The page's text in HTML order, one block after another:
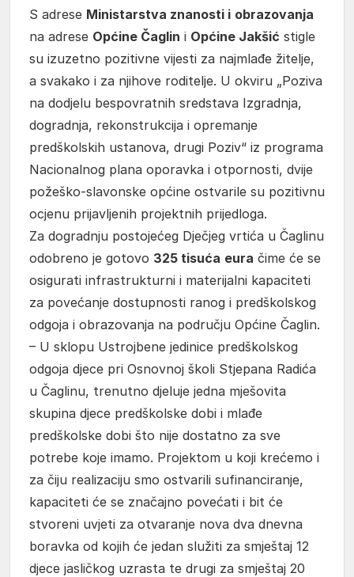
S adrese Ministarstva znanosti i obrazovanja
na adrese Općine Čaglin i Općine Jakšić stigle
su izuzetno pozitivne vijesti za najmlađe žitelje,
a svakako i za njihove roditelje. U okviru „Poziva
na dodjelu bespovratnih sredstava Izgradnja,
dogradnja, rekonstrukcija i opremanje
predškolskih ustanova, drugi Poziv“ iz programa
Nacionalnog plana oporavka i otpornosti, dvije
požeško-slavonske općine ostvarile su pozitivnu
ocjenu prijavljenih projektnih prijedloga.
Za dogradnju postojećeg Dječjeg vrtića u Čaglinu
odobreno je gotovo 325 tisuća eura čime će se
osigurati infrastrukturni i materijalni kapaciteti
za povećanje dostupnosti ranog i predškolskog
odgoja i obrazovanja na području Općine Čaglin.
– U sklopu Ustrojbene jedinice predškolskog
odgoja djece pri Osnovnoj školi Stjepana Radića
u Čaglinu, trenutno djeluje jedna mješovita
skupina djece predškolske dobi i mlađe
predškolske dobi što nije dostatno za sve
potrebe koje imamo. Projektom u koji krećemo i
za čiju realizaciju smo ostvarili sufinanciranje,
kapaciteti će se značajno povećati i bit će
stvoreni uvjeti za otvaranje nova dva dnevna
boravka od kojih će jedan služiti za smještaj 12
djece jasličkog uzrasta te drugi za smještaj 20